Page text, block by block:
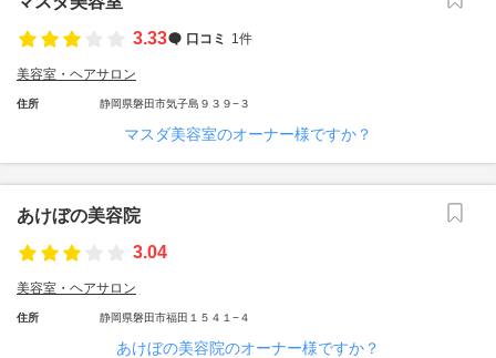
3.33
口コミ 1件
美容室・ヘアサロン
住所 静岡県磐田市気子島９３９−３
マスダ美容室のオーナー様ですか？
あけぼの美容院
3.04
美容室・ヘアサロン
住所 静岡県磐田市福田１５４１−４
あけぼの美容院のオーナー様ですか？